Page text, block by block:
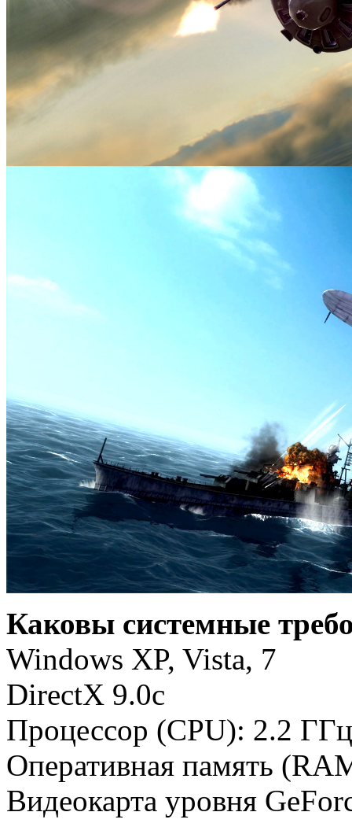
Каковы системные
Windows XP, Vista, 7
DirectX 9.0c
Процессор (CPU): 2.2 ГГц
Оперативная память
Видеокарта уровня